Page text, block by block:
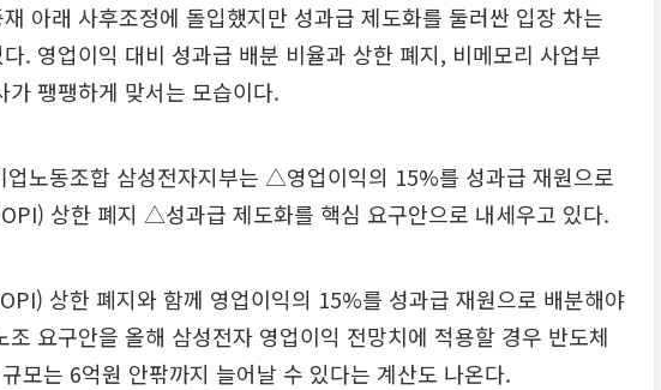
아래 사후조정에 돌입했지만 성과급 제도화를 둘러싼 입장 차는
. 영업이익 대비 성과급 배분 비율과 상한 폐지, 비메모리 사업부
가 팽팽하게 맞서는 모습이다.
업노동조합 삼성전자지부는 △영업이익의 15%를 성과급 재원으로
상한 폐지 △성과급 제도화를 핵심 요구안으로 내세우고 있다.
상한 폐지와 함께 영업이익의 15%를 성과급 재원으로 배분해야
조 요구안을 올해 삼성전자 영업이익 전망치에 적용할 경우 반도체
모는 6억원 안팎까지 늘어날 수 있다는 계산도 나온다.